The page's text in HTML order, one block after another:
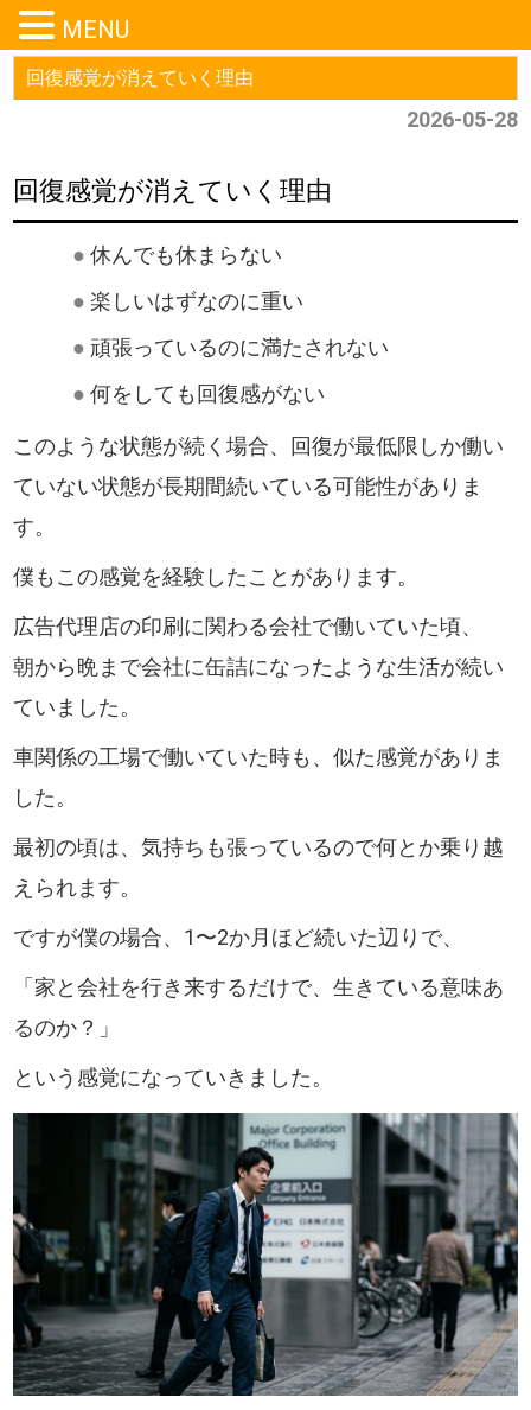
回復感覚が消えていく理由
2026-05-28
回復感覚が消えていく理由
● 休んでも休まらない
● 楽しいはずなのに重い
● 頑張っているのに満たされない
● 何をしても回復感がない
このような状態が続く場合、回復が最低限しか働い
ていない状態が長期間続いている可能性がありま
す。
僕もこの感覚を経験したことがあります。
広告代理店の印刷に関わる会社で働いていた頃、
朝から晩まで会社に缶詰になったような生活が続い
ていました。
車関係の工場で働いていた時も、似た感覚がありま
した。
最初の頃は、気持ちも張っているので何とか乗り越
えられます。
ですが僕の場合、1〜2か月ほど続いた辺りで、
「家と会社を行き来するだけで、生きている意味あ
るのか？」
という感覚になっていきました。
MENU